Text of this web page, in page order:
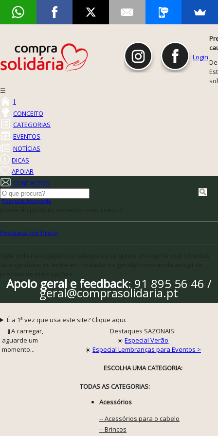
Login
☰
|
CONCEITO
CATEGORIAS
EVENTOS
NOTÍCIAS
DICAS
APOIAR
CONTACTOS
Pesquisa Avançada
Pesquisa por Preço
Apoio geral e feedback: 91 895 56 46 /
geral@comprasolidaria.pt
É a 1ª vez que usa este site? Clique aqui.
A carregar,
aguarde um
momento...
Destaques SAZONAIS:
☀️Especial Verão
☀️Especial Lembranças para Eventos >
ESCOLHA UMA CATEGORIA:
TODAS AS CATEGORIAS:
Acessórios
-- Acessórios para o cabelo
-- Brincos